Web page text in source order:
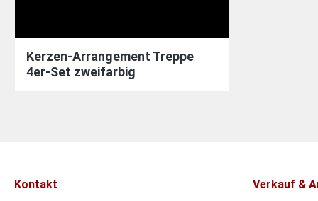
Kerzen-Arrangement Treppe
4er-Set zweifarbig
Kontakt
Verkauf &